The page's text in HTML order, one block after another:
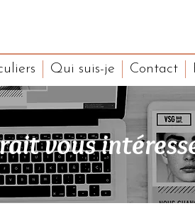
Qui suis-je Contact
vous